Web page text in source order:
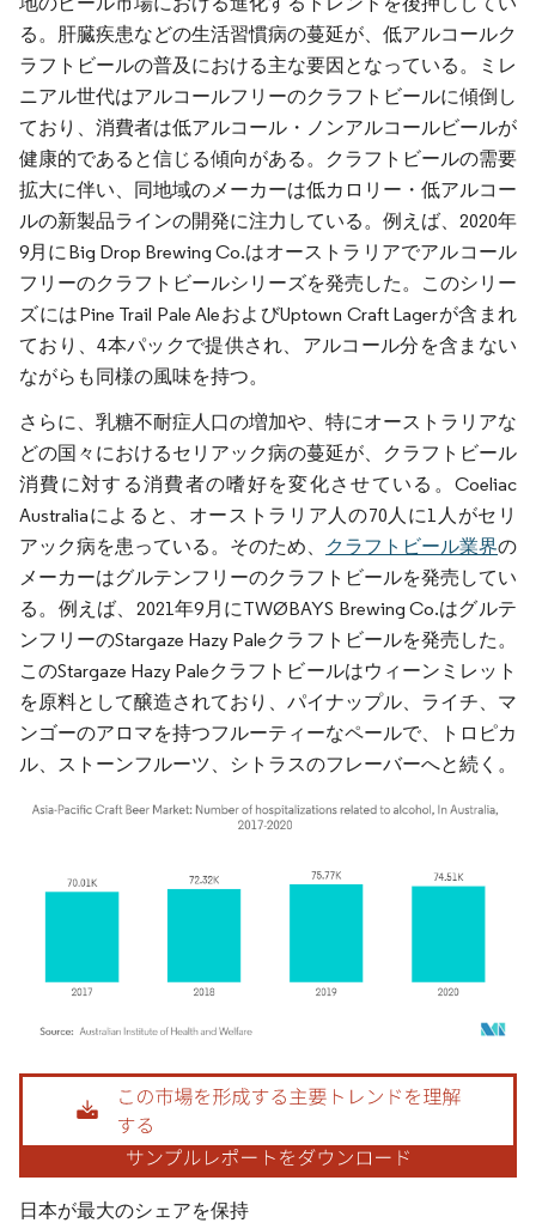
る。肝臓疾患などの生活習慣病の蔓延が、低アルコールク
ラフトビールの普及における主な要因となっている。ミレ
ニアル世代はアルコールフリーのクラフトビールに傾倒し
ており、消費者は低アルコール・ノンアルコールビールが
健康的であると信じる傾向がある。クラフトビールの需要
拡大に伴い、同地域のメーカーは低カロリー・低アルコー
ルの新製品ラインの開発に注力している。例えば、2020年
9月にBig Drop Brewing Co.はオーストラリアでアルコール
フリーのクラフトビールシリーズを発売した。このシリー
ズにはPine Trail Pale AleおよびUptown Craft Lagerが含まれ
ており、4本パックで提供され、アルコール分を含まない
ながらも同様の風味を持つ。
さらに、乳糖不耐症人口の増加や、特にオーストラリアな
どの国々におけるセリアック病の蔓延が、クラフトビール
消費に対する消費者の嗜好を変化させている。Coeliac
Australiaによると、オーストラリア人の70人に1人がセリ
アック病を患っている。そのため、
クラフトビール業界の
メーカーはグルテンフリーのクラフトビールを発売してい
る。例えば、2021年9月にTWØBAYS Brewing Co.はグルテ
ンフリーのStargaze Hazy Paleクラフトビールを発売した。
このStargaze Hazy Paleクラフトビールはウィーンミレット
を原料として醸造されており、パイナップル、ライチ、マ
ンゴーのアロマを持つフルーティーなペールで、トロピカ
ル、ストーンフルーツ、シトラスのフレーバーへと続く。
画像 © Mordor Intelligence。再利用にはCC BY 4.0の表示が必要です。
日本が最大のシェアを保持